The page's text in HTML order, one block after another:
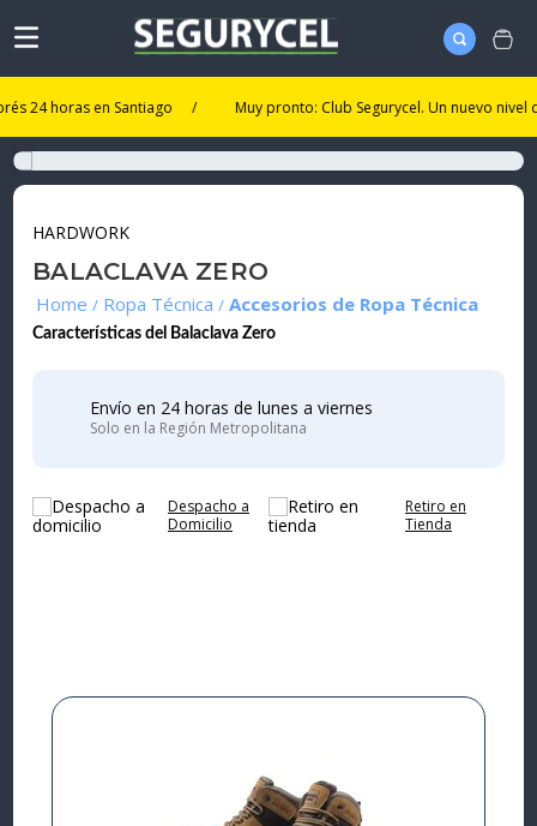
horas en Santiago / Muy pronto: Club Segurycel. Un nuevo nivel de
HARDWORK
BALACLAVA ZERO
Ropa Técnica Accesorios de Ropa Técnica
Características del Balaclava Zero
Envío en 24 horas de lunes a viernes
Solo en la Región Metropolitana
Despacho a
Domicilio
Retiro en
Tienda